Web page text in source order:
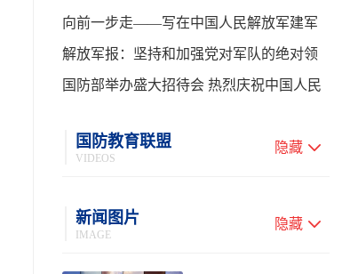
治局第二十七次集体学习时的重要讲话
向前一步走——写在中国人民解放军建军
99周年之际
解放军报：坚持和加强党对军队的绝对领
导 高质量推进国防和军队现代化
国防部举办盛大招待会 热烈庆祝中国人民
国防教育联盟
VIDEOS
隐藏
新闻图片
IMAGE
隐藏